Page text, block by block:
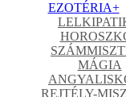
EZOTÉRIA+
MÁGIA
REJTÉLY-